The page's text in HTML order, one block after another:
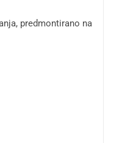
predmontirano na